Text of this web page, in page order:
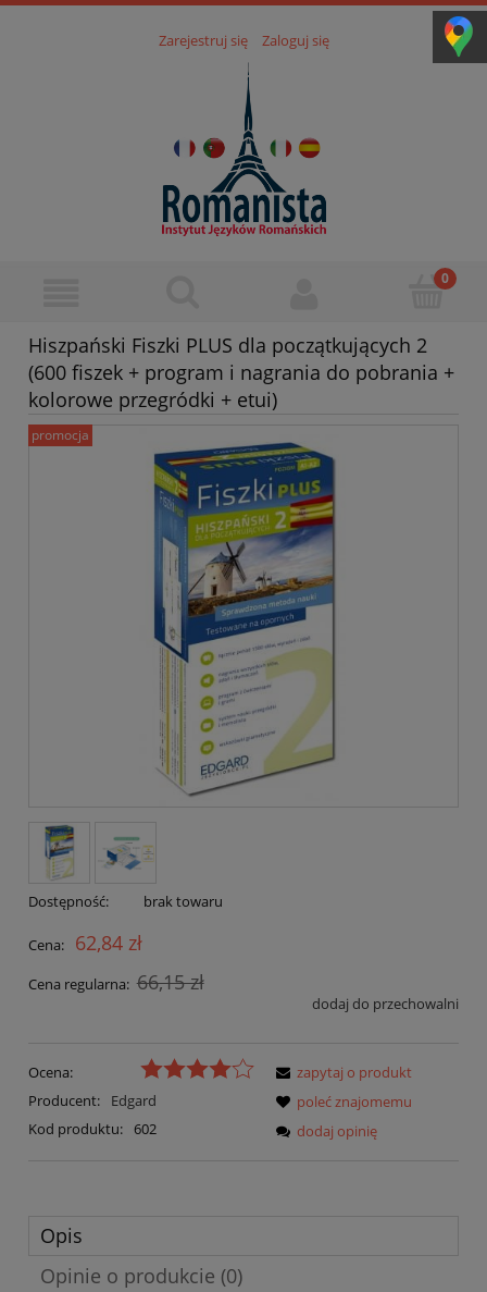
Zarejestruj się Zaloguj się
Hiszpański Fiszki PLUS dla początkujących 2
(600 fiszek + program i nagrania do pobrania +
kolorowe przegródki + etui)
promocja
Dostępność: brak towaru
Cena: 62,84 zł
Cena regularna: 66,15 zł
dodaj do przechowalni
Ocena:
Producent:
Edgard
Kod produktu: 602
zapytaj o produkt
poleć znajomemu
dodaj opinię
Opis
Opinie o produkcie (0)